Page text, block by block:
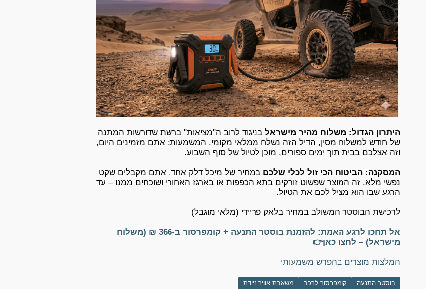
היתרון הגדול: משלוח מהיר מישראל בניגוד לרוב ה"מציאות" ברשת שדורשות המתנה
של חודש למשלוח מסין, הדיל הזה נשלח ממלאי מקומי. המשמעות: אתם מזמינים היום,
וזה אצלכם בבית תוך ימים ספורים, מוכן לטיול של סוף השבוע.
המסקנה: הביטוח הכי זול לכלי שלכם במחיר של מיכל דלק אחד, אתם מקבלים שקט
נפשי מלא. זה המוצר שפשוט זורקים בתא הכפפות או בארגז האחורי ושוכחים ממנו – עד
הרגע שבו הוא מציל לכם את הטיול.
לרכישת הבוסטר המשולב במחיר בלאק פריידי (מלאי מוגבל)
אל תחכו לרגע האמת: להזמנת בוסטר התנעה + קומפרסור ב-366 ₪ (משלוח
מישראל) – לחצו כאן👉
המלצות מוצרים בהפרש משמעותי
בוסטר התנעה קומפרסור לרכב
משאבת אוויר ניידת